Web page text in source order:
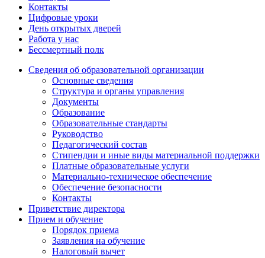
Контакты
Цифровые уроки
День открытых дверей
Работа у нас
Бессмертный полк
Сведения об образовательной организации
Основные сведения
Структура и органы управления
Документы
Образование
Образовательные стандарты
Руководство
Педагогический состав
Стипендии и иные виды материальной поддержки
Платные образовательные услуги
Материально-техническое обеспечение
Обеспечение безопасности
Контакты
Приветствие директора
Прием и обучение
Порядок приема
Заявления на обучение
Налоговый вычет